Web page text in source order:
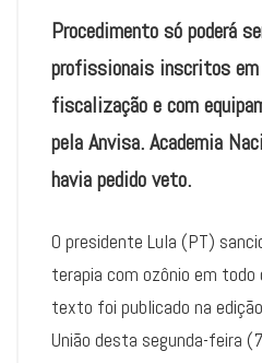
Procedimento só poderá
profissionais inscritos em
fiscalização e com
pela Anvisa. Academia
havia pedido veto.
O presidente Lula (PT)
terapia com ozônio em todo
texto foi publicado na
União desta segunda-feira